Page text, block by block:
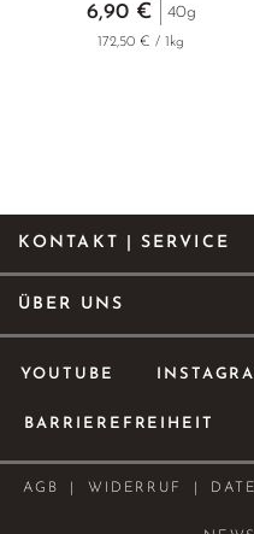
6,90 € 40g
172,50 € / 1kg
KONTAKT | SERVICE
AGB WIDERRUF
ÜBER UNS
YOUTUBE
BARRIEREFREIHEIT